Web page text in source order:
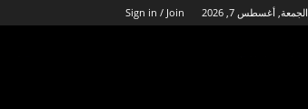
الجمعة, أغسطس 7, 2026 Sign in / Join